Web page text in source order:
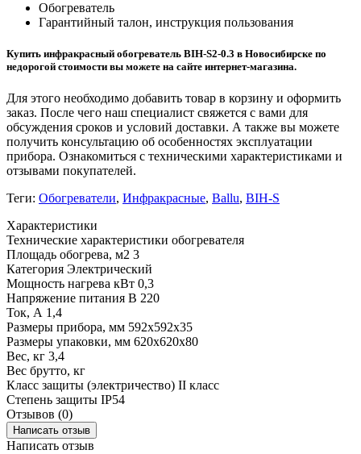
Обогреватель
Гарантийный талон, инструкция пользования
Купить инфракрасный обогреватель BIH-S2-0.3 в Новосибирске по
недорогой стоимости вы можете на сайте интернет-магазина.
Для этого необходимо добавить товар в корзину и оформить
заказ. После чего наш специалист свяжется с вами для
обсуждения сроков и условий доставки. А также вы можете
получить консультацию об особенностях эксплуатации
прибора. Ознакомиться с техническими характеристиками и
отзывами покупателей.
Теги: Обогреватели, Инфракрасные, Ballu, BIH-S
Характеристики
Технические характеристики обогревателя
Площадь обогрева, м2 3
Категория Электрический
Мощность нагрева кВт 0,3
Напряжение питания В 220
Ток, А 1,4
Размеры прибора, мм 592x592x35
Размеры упаковки, мм 620x620x80
Вес, кг 3,4
Вес брутто, кг
Класс защиты (электричество) II класс
Степень защиты IP54
Отзывов (0)
Написать отзыв
Написать отзыв